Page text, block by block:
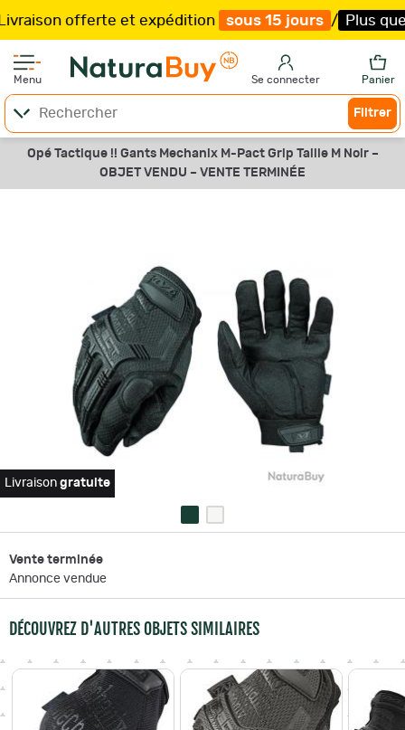
offerte et expédition sous 15 jours / Plus que 61h
Menu Se connecter Panier
Filtrer
Opé Tactique !! Gants Mechanix M-Pact Grip Taille M Noir –
OBJET VENDU – VENTE TERMINÉE
Livraison gratuite
Vente terminée
Annonce vendue
DÉCOUVREZ D'AUTRES OBJETS SIMILAIRES